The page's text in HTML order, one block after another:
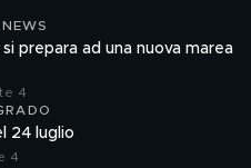
si prepara ad una nuova marea
4
24 luglio
4